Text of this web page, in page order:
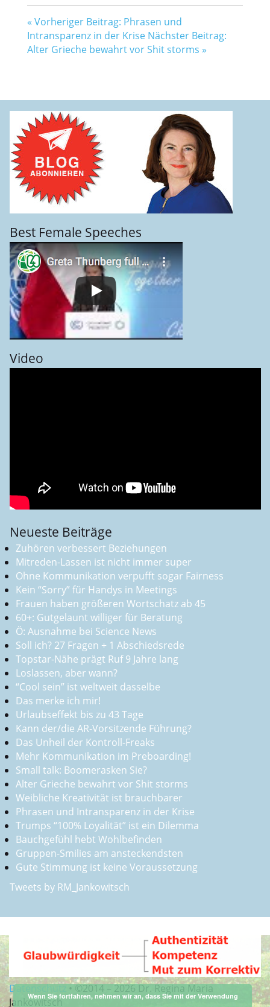
« Vorheriger Beitrag: Phrasen und
Intransparenz in der Krise Nächster Beitrag:
Alter Grieche bewahrt vor Shit storms »
Best Female Speeches
Video
Neueste Beiträge
Zuhören verbessert Beziehungen
Mitreden-Lassen ist nicht immer super
Ohne Kommunikation verpufft sogar Fairness
Kein “Sorry” für Handys in Meetings
Frauen haben größeren Wortschatz ab 45
60+: Gutgelaunt williger für Beratung
Ö: Ausnahme bei Science News
Soll ich? 27 Fragen + 1 Abschiedsrede
Topstar-Nähe prägt Ruf 9 Jahre lang
Loslassen, aber wann?
“Cool sein” ist weltweit dasselbe
Das merke ich mir!
Urlaubseffekt bis zu 43 Tage
Kann der/die AR-Vorsitzende Führung?
Das Unheil der Kontroll-Freaks
Mehr Kommunikation im Preboarding!
Small talk: Boomerasken Sie?
Alter Grieche bewahrt vor Shit storms
Weibliche Kreativität ist brauchbarer
Phrasen und Intransparenz in der Krise
Trumps “100% Loyalität” ist ein Dilemma
Bauchgefühl hebt Wohlbefinden
Gruppen-Smilies am ansteckendsten
Gute Stimmung ist keine Voraussetzung
Tweets by RM_Jankowitsch
Datenschutz•©2014 –2026 Dr. Regina Maria
Jankowitsch
Wenn Sie fortfahren, nehmen wir an, dass Sie mit der Verwendung